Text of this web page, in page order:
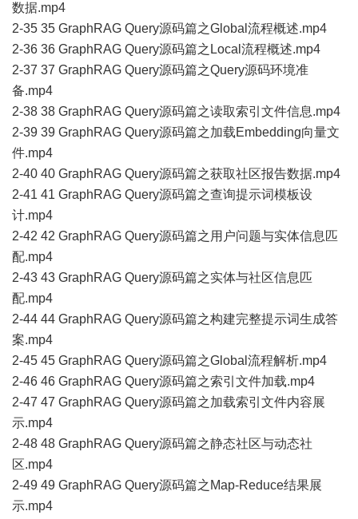
数据.mp4
2-35 35 GraphRAG Query源码篇之Global流程概述.mp4
2-36 36 GraphRAG Query源码篇之Local流程概述.mp4
2-37 37 GraphRAG Query源码篇之Query源码环境准
备.mp4
2-38 38 GraphRAG Query源码篇之读取索引文件信息.mp4
2-39 39 GraphRAG Query源码篇之加载Embedding向量文
件.mp4
2-40 40 GraphRAG Query源码篇之获取社区报告数据.mp4
2-41 41 GraphRAG Query源码篇之查询提示词模板设
计.mp4
2-42 42 GraphRAG Query源码篇之用户问题与实体信息匹
配.mp4
2-43 43 GraphRAG Query源码篇之实体与社区信息匹
配.mp4
2-44 44 GraphRAG Query源码篇之构建完整提示词生成答
案.mp4
2-45 45 GraphRAG Query源码篇之Global流程解析.mp4
2-46 46 GraphRAG Query源码篇之索引文件加载.mp4
2-47 47 GraphRAG Query源码篇之加载索引文件内容展
示.mp4
2-48 48 GraphRAG Query源码篇之静态社区与动态社
区.mp4
2-49 49 GraphRAG Query源码篇之Map-Reduce结果展
示.mp4